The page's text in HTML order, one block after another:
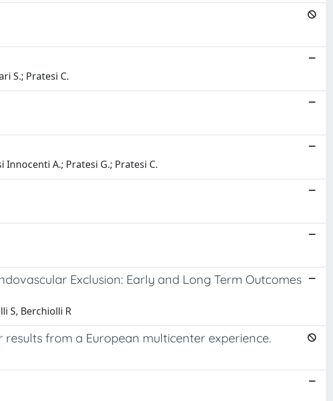
S.; Pratesi C.
Innocenti A.; Pratesi G.; Pratesi C.
Exclusion: Early and Long Term Outcomes
S, Berchiolli R
from a European multicenter experience.